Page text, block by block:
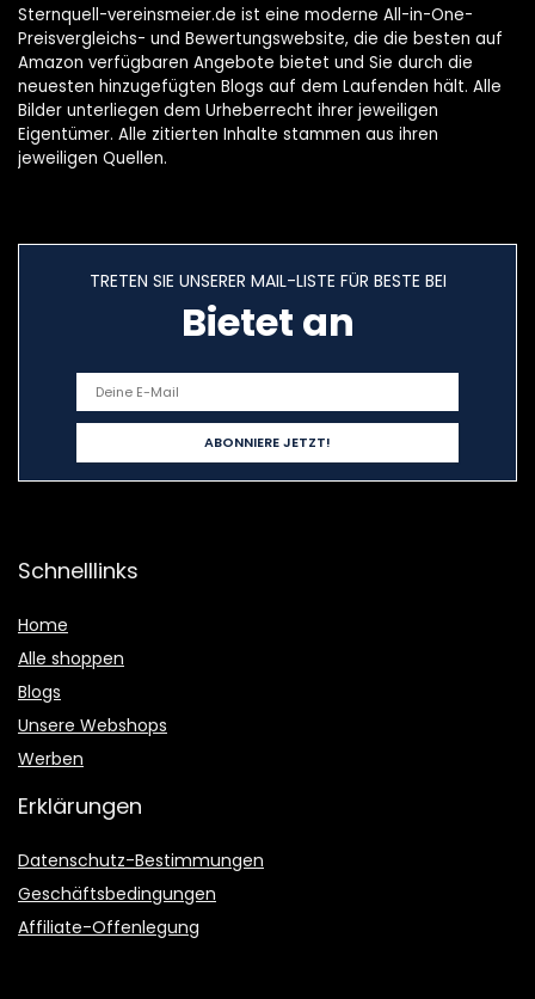
Sternquell-vereinsmeier.de ist eine moderne All-in-One-
Preisvergleichs- und Bewertungswebsite, die die besten auf
Amazon verfügbaren Angebote bietet und Sie durch die
neuesten hinzugefügten Blogs auf dem Laufenden hält. Alle
Bilder unterliegen dem Urheberrecht ihrer jeweiligen
Eigentümer. Alle zitierten Inhalte stammen aus ihren
jeweiligen Quellen.
TRETEN SIE UNSERER MAIL-LISTE FÜR BESTE BEI
Bietet an
Schnelllinks
Home
Alle shoppen
Blogs
Unsere Webshops
Werben
Erklärungen
Datenschutz-Bestimmungen
Geschäftsbedingungen
Affiliate-Offenlegung